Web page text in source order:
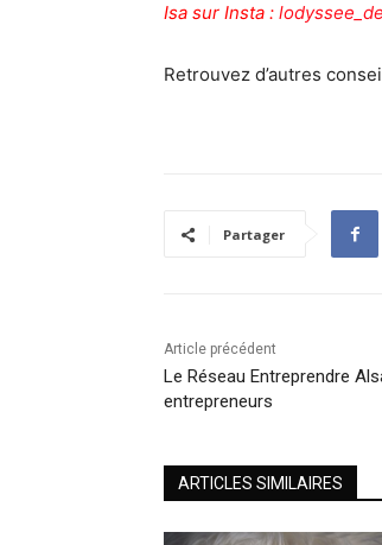
Isa sur Insta :
Retrouvez d’autres
Partager
Article précédent
Le Réseau Entreprendre
entrepreneurs
ARTICLES SIMILAIRES